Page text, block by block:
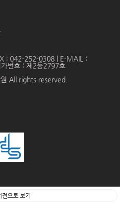
: 042-252-0308 | E-MAIL :
번호 : 제2동2797호
All rights reserved.
전으로 보기